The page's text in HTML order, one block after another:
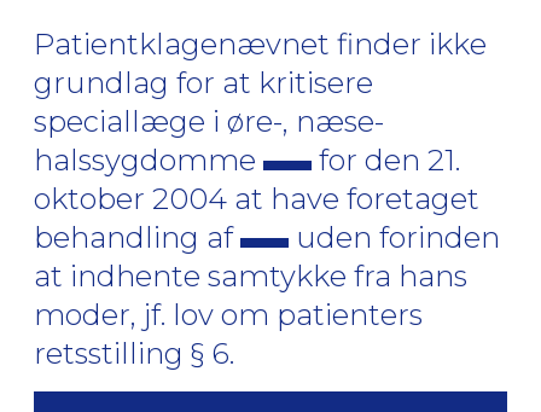
Patientklagenævnet finder ikke
grundlag for at kritisere
speciallæge i øre-, næse-
halssygdomme
for den 21.
oktober 2004 at have foretaget
behandling af
uden forinden
at indhente samtykke fra hans
moder, jf. lov om patienters
retsstilling § 6.